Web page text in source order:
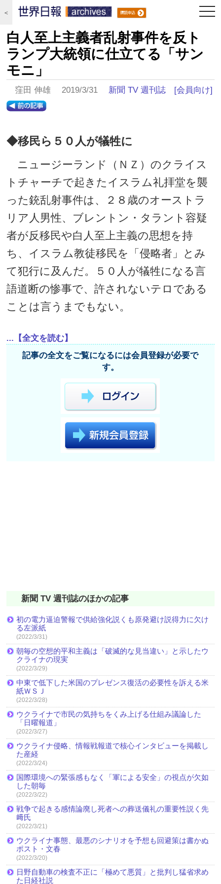
＜
白人至上主義者乱射事件を反ト
ランプ大統領に仕立てる「サン
モニ」
窪田 伸雄 2019/3/31 新聞 TV 週刊誌 [会員向け]
◆移民ら５０人が犠牲に
ニュージーランド（ＮＺ）のクライス
トチャーチで起きたイスラム礼拝堂を襲
った銃乱射事件は、２８歳のオーストラ
リア人男性、ブレントン・タラント容疑
者が反移民や白人至上主義の思想を持
ち、イスラム教徒移民を「侵略者」とみ
て犯行に及んだ。５０人が犠牲になる言
語道断の惨事で、許されないテロである
ことは言うまでもない。
...【全文を読む】
記事の全文をご覧になるには会員登録が必要で
す。
新聞 TV 週刊誌のほかの記事
初の電力逼迫警報で供給強化説くも原発避け説得力に欠け
る左派紙
(2022/3/31)
朝毎の空想的平和主義は「破滅的な見当違い」と示したウ
クライナの現実
(2022/3/29)
中東で低下した米国のプレゼンス復活の必要性を訴える米
紙ＷＳＪ
(2022/3/28)
ウクライナで市民の気持ちをくみ上げる仕組み議論した
「日曜報道」
(2022/3/27)
ウクライナ侵略、情報戦報道で核心インタビューを掲載し
た産経
(2022/3/24)
国際環境への緊張感もなく「軍による安全」の視点が欠如
した朝毎
(2022/3/22)
戦争で起きる感情論廃し死者への葬送儀礼の重要性説く先
﨑氏
(2022/3/21)
ウクライナ事態、最悪のシナリオを予想も回避策は書かぬ
ポスト・文春
(2022/3/20)
日野自動車の検査不正に「極めて悪質」と批判し猛省求め
た日経社説